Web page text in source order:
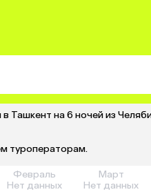
в Ташкент на 6 ночей из
туроператорам.
Февраль
Нет данных
Март
Нет данных